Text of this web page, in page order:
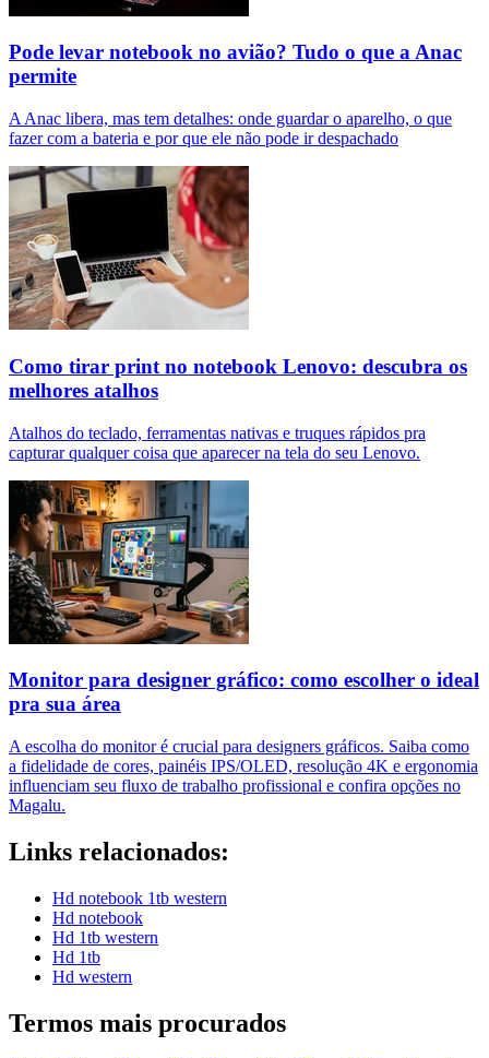
Pode levar notebook no avião? Tudo o que a Anac
permite
A Anac libera, mas tem detalhes: onde guardar o aparelho, o que
fazer com a bateria e por que ele não pode ir despachado
Como tirar print no notebook Lenovo: descubra os
melhores atalhos
Atalhos do teclado, ferramentas nativas e truques rápidos pra
capturar qualquer coisa que aparecer na tela do seu Lenovo.
Monitor para designer gráfico: como escolher o ideal
pra sua área
A escolha do monitor é crucial para designers gráficos. Saiba como
a fidelidade de cores, painéis IPS/OLED, resolução 4K e ergonomia
influenciam seu fluxo de trabalho profissional e confira opções no
Magalu.
Links relacionados:
Hd notebook 1tb western
Hd notebook
Hd 1tb western
Hd 1tb
Hd western
Termos mais procurados